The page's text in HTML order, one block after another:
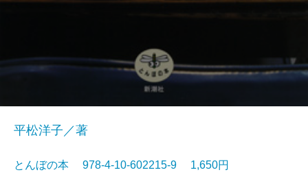
平松洋子／著
とんぼの本 978-4-10-602215-9 1,650円